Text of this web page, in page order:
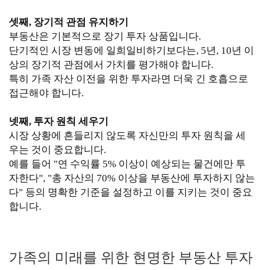
셋째, 장기적 관점 유지하기
부동산은 기본적으로 장기 투자 상품입니다.
단기적인 시장 변동에 일희일비하기보다는, 5년, 10년 이
상의 장기적 관점에서 가치를 평가해야 합니다.
특히 가족 자산 이전을 위한 투자라면 더욱 긴 호흡으로
접근해야 합니다.
넷째, 투자 원칙 세우기
시장 상황에 흔들리지 않도록 자신만의 투자 원칙을 세
우는 것이 중요합니다.
예를 들어 "연 수익률 5% 이상이 예상되는 물건에만 투
자한다", "총 자산의 70% 이상을 부동산에 투자하지 않는
다" 등의 명확한 기준을 설정하고 이를 지키는 것이 중요
합니다.
가족의 미래를 위한 현명한 부동산 투자